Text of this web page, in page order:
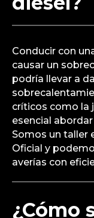
¿Qué
de
diésel?
Conducir con
causar un
podría llevar a
críticos como la